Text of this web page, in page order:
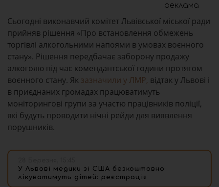
реклама
Сьогодні виконавчий комітет Львівської міської ради
прийняв рішення «Про встановлення обмежень
торгівлі алкогольними напоями в умовах воєнного
стану». Рішення передбачає заборону продажу
алкоголю під час комендантської години протягом
воєнного стану. Як зазначили у ЛМР, відтак у Львові і
в приєднаних громадах працюватимуть
моніторингові групи за участю працівників поліції,
які будуть проводити нічні рейди для виявлення
порушників.
У Львові медики зі США безкоштовно
лікуватимуть дітей: реєстрація